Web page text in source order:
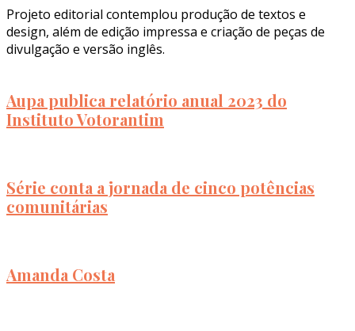
Projeto editorial contemplou produção de textos e
design, além de edição impressa e criação de peças de
divulgação e versão inglês.
Aupa publica relatório anual 2023 do
Instituto Votorantim
Série conta a jornada de cinco potências
comunitárias
Amanda Costa